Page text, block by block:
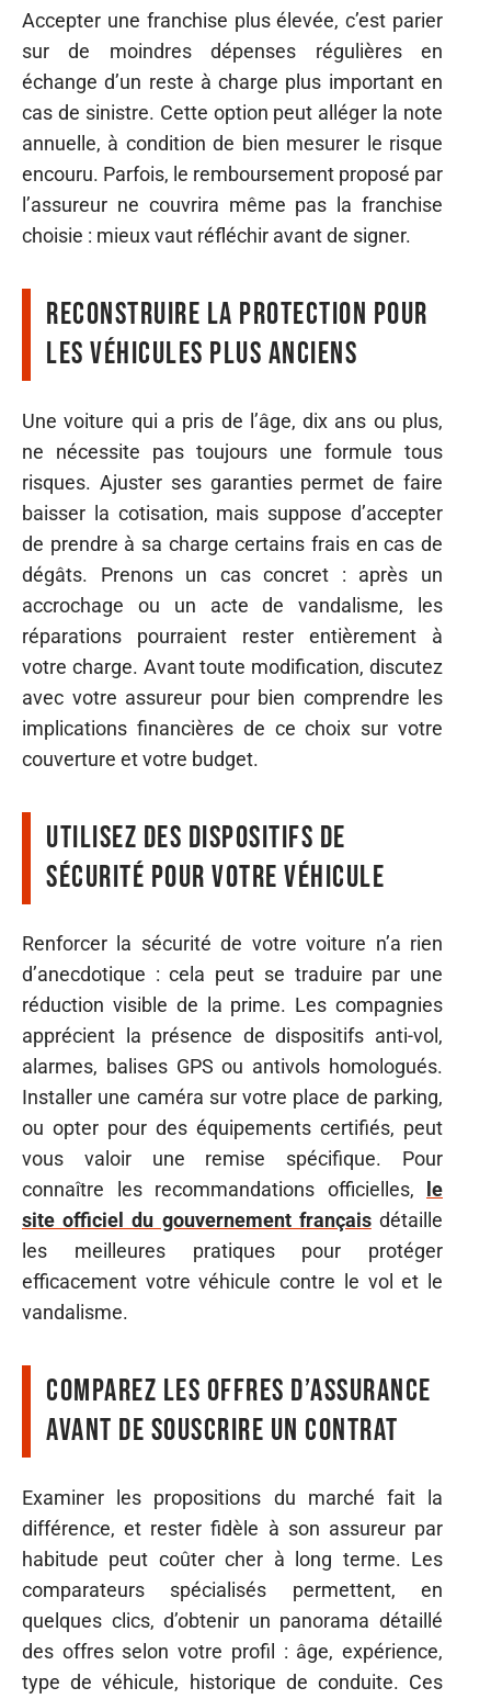
Accepter une franchise plus élevée, c’est parier
sur de moindres dépenses régulières en
échange d’un reste à charge plus important en
cas de sinistre. Cette option peut alléger la note
annuelle, à condition de bien mesurer le risque
encouru. Parfois, le remboursement proposé par
l’assureur ne couvrira même pas la franchise
choisie : mieux vaut réfléchir avant de signer.
Reconstruire la protection pour
les véhicules plus anciens
Une voiture qui a pris de l’âge, dix ans ou plus,
ne nécessite pas toujours une formule tous
risques. Ajuster ses garanties permet de faire
baisser la cotisation, mais suppose d’accepter
de prendre à sa charge certains frais en cas de
dégâts. Prenons un cas concret : après un
accrochage ou un acte de vandalisme, les
réparations pourraient rester entièrement à
votre charge. Avant toute modification, discutez
avec votre assureur pour bien comprendre les
implications financières de ce choix sur votre
couverture et votre budget.
Utilisez des dispositifs de
sécurité pour votre véhicule
Renforcer la sécurité de votre voiture n’a rien
d’anecdotique : cela peut se traduire par une
réduction visible de la prime. Les compagnies
apprécient la présence de dispositifs anti-vol,
alarmes, balises GPS ou antivols homologués.
Installer une caméra sur votre place de parking,
ou opter pour des équipements certifiés, peut
vous valoir une remise spécifique. Pour
connaître les recommandations officielles,
le
site officiel du gouvernement françaisdétaille
les meilleures pratiques pour protéger
efficacement votre véhicule contre le vol et le
vandalisme.
Comparez les offres d’assurance
avant de souscrire un contrat
Examiner les propositions du marché fait la
différence, et rester fidèle à son assureur par
habitude peut coûter cher à long terme. Les
comparateurs spécialisés permettent, en
quelques clics, d’obtenir un panorama détaillé
des offres selon votre profil : âge, expérience,
type de véhicule, historique de conduite. Ces